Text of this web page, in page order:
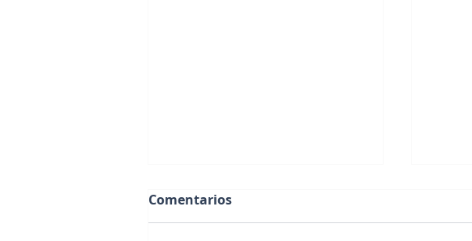
Comentarios